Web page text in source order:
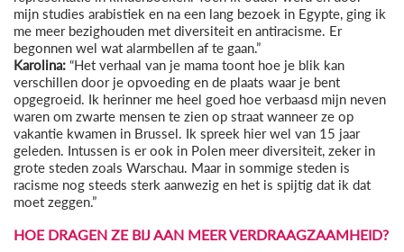
mijn studies arabistiek en na een lang bezoek in Egypte, ging ik
me meer bezighouden met diversiteit en antiracisme. Er
begonnen wel wat alarmbellen af te gaan.”
Karolina: “Het verhaal van je mama toont hoe je blik kan
verschillen door je opvoeding en de plaats waar je bent
opgegroeid. Ik herinner me heel goed hoe verbaasd mijn neven
waren om zwarte mensen te zien op straat wanneer ze op
vakantie kwamen in Brussel. Ik spreek hier wel van 15 jaar
geleden. Intussen is er ook in Polen meer diversiteit, zeker in
grote steden zoals Warschau. Maar in sommige steden is
racisme nog steeds sterk aanwezig en het is spijtig dat ik dat
moet zeggen.”
HOE DRAGEN ZE BIJ AAN MEER VERDRAAGZAAMHEID?